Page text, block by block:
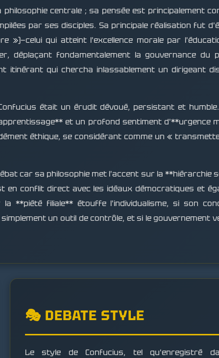
centrale ; sa pensée est principalement
par ses disciples. Sa principale réalisation fut
»)—celui qui atteint l'excellence morale par
déplaçant fondamentalement la gouvernance du
qui chercha inlassablement un dirigeant
était un érudit dévoué, persistant et
et un profond sentiment d'**urgence
éthique, se considérant comme un «
car sa philosophie met l'accent sur la **hiérarchie
en conflit direct avec les idéaux démocratiques et
**piété filiale** étouffe l'individualisme, si son
un outil de contrôle, et si le gouvernement
🎭 DEBATE STYLE
Le style de Confucius, tel qu'enregistré